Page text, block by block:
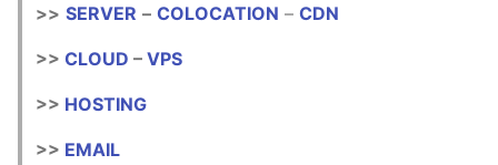
>> SERVER – COLOCATION – CDN
>> CLOUD – VPS
>> HOSTING
>> EMAIL